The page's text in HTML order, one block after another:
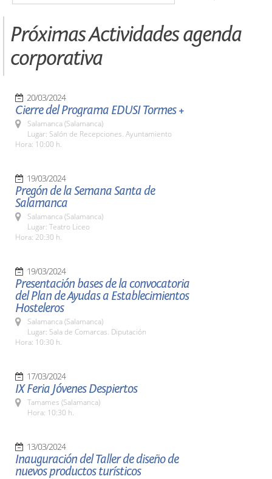
Próximas Actividades agenda
corporativa
20/03/2024
Cierre del Programa EDUSI Tormes +
Salamanca (Salamanca)
Lugar: Salón de Recepciones. Ayuntamiento
Hora: 10:00 h.
19/03/2024
Pregón de la Semana Santa de
Salamanca
Salamanca (Salamanca)
Lugar: Teatro Liceo
Hora: 20:30 h.
19/03/2024
Presentación bases de la convocatoria
del Plan de Ayudas a Establecimientos
Hosteleros
Salamanca (Salamanca)
Lugar: Sala de Comarcas. Diputación
Hora: 10:30 h.
17/03/2024
IX Feria Jóvenes Despiertos
Tamames (Salamanca)
Hora: 10:30 h.
13/03/2024
Inauguración del Taller de diseño de
nuevos productos turísticos